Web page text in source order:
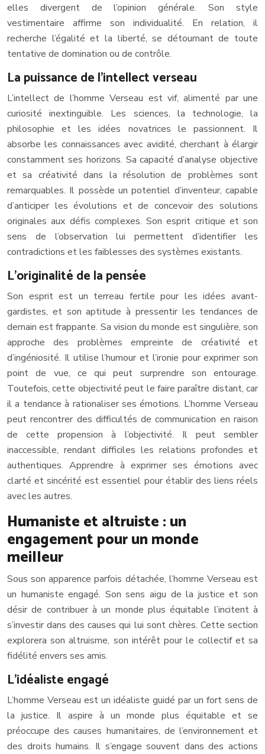
elles divergent de l’opinion générale. Son style
vestimentaire affirme son individualité. En relation, il
recherche l’égalité et la liberté, se détournant de toute
tentative de domination ou de contrôle.
La puissance de l’intellect verseau
L’intellect de l’homme Verseau est vif, alimenté par une
curiosité inextinguible. Les sciences, la technologie, la
philosophie et les idées novatrices le passionnent. Il
absorbe les connaissances avec avidité, cherchant à élargir
constamment ses horizons. Sa capacité d’analyse objective
et sa créativité dans la résolution de problèmes sont
remarquables. Il possède un potentiel d’inventeur, capable
d’anticiper les évolutions et de concevoir des solutions
originales aux défis complexes. Son esprit critique et son
sens de l’observation lui permettent d’identifier les
contradictions et les faiblesses des systèmes existants.
L’originalité de la pensée
Son esprit est un terreau fertile pour les idées avant-
gardistes, et son aptitude à pressentir les tendances de
demain est frappante. Sa vision du monde est singulière, son
approche des problèmes empreinte de créativité et
d’ingéniosité. Il utilise l’humour et l’ironie pour exprimer son
point de vue, ce qui peut surprendre son entourage.
Toutefois, cette objectivité peut le faire paraître distant, car
il a tendance à rationaliser ses émotions. L’homme Verseau
peut rencontrer des difficultés de communication en raison
de cette propension à l’objectivité. Il peut sembler
inaccessible, rendant difficiles les relations profondes et
authentiques. Apprendre à exprimer ses émotions avec
clarté et sincérité est essentiel pour établir des liens réels
avec les autres.
Humaniste et altruiste : un
engagement pour un monde
meilleur
Sous son apparence parfois détachée, l’homme Verseau est
un humaniste engagé. Son sens aigu de la justice et son
désir de contribuer à un monde plus équitable l’incitent à
s’investir dans des causes qui lui sont chères. Cette section
explorera son altruisme, son intérêt pour le collectif et sa
fidélité envers ses amis.
L’idéaliste engagé
L’homme Verseau est un idéaliste guidé par un fort sens de
la justice. Il aspire à un monde plus équitable et se
préoccupe des causes humanitaires, de l’environnement et
des droits humains. Il s’engage souvent dans des actions